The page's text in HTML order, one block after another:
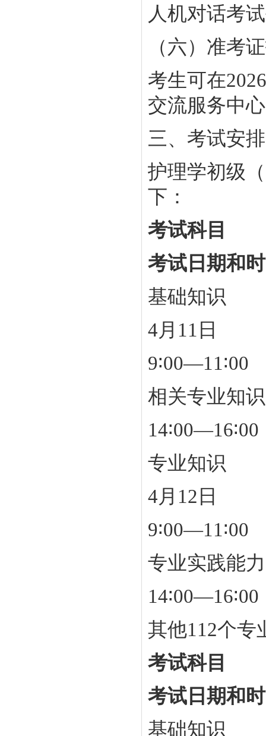
人机对话考
（六）准考
考生可在
交流服务中
三、考试安排
护理学初级
下：
考试科目
考试日期和
基础知识
4月11日
9∶00—11∶00
相关专业知识
14∶00—16∶00
专业知识
4月12日
9∶00—11∶00
专业实践能力
14∶00—16∶00
其他112个专
考试科目
考试日期和
基础知识